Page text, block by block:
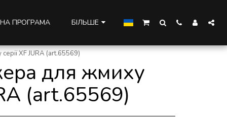
ПРОГРАМА БІЛЬШЕ
XF JURA (art.65569)
для жмиху
(art.65569)